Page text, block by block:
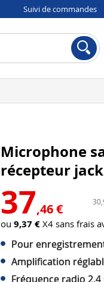
Suivi de commandes
Microphone
récepteur
37,46 €
ou 9,37 € X4 sans frais
Pour
Amplification
Fréquence radio